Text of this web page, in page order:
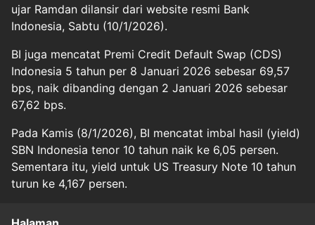
ujar Ramdan dilansir dari website resmi Bank
Indonesia, Sabtu (10/1/2026).
BI juga mencatat Premi Credit Default Swap (CDS)
Indonesia 5 tahun per 8 Januari 2026 sebesar 69,57
bps, naik dibanding dengan 2 Januari 2026 sebesar
67,62 bps.
Pada Kamis (8/1/2026), BI mencatat imbal hasil (yield)
SBN Indonesia tenor 10 tahun naik ke 6,05 persen.
Sementara itu, yield untuk US Treasury Note 10 tahun
turun ke 4,167 persen.